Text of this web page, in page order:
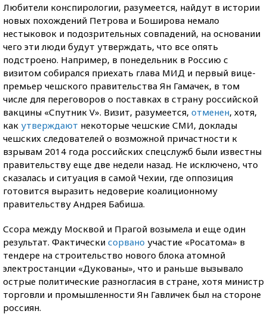
Любители конспирологии, разумеется, найдут в истории
новых похождений Петрова и Боширова немало
нестыковок и подозрительных совпадений, на основании
чего эти люди будут утверждать, что все опять
подстроено. Например, в понедельник в Россию с
визитом собирался приехать глава МИД и первый вице-
премьер чешского правительства Ян Гамачек, в том
числе для переговоров о поставках в страну российской
вакцины «Спутник V». Визит, разумеется, отменен, хотя,
как утверждают некоторые чешские СМИ, доклады
чешских следователей о возможной причастности к
взрывам 2014 года российских спецслужб были известны
правительству еще две недели назад. Не исключено, что
сказалась и ситуация в самой Чехии, где оппозиция
готовится выразить недоверие коалиционному
правительству Андрея Бабиша.
Ссора между Москвой и Прагой возымела и еще один
результат. Фактически сорвано участие «Росатома» в
тендере на строительство нового блока атомной
электростанции «Дукованы», что и раньше вызывало
острые политические разногласия в стране, хотя министр
торговли и промышленности Ян Гавличек был на стороне
россиян.